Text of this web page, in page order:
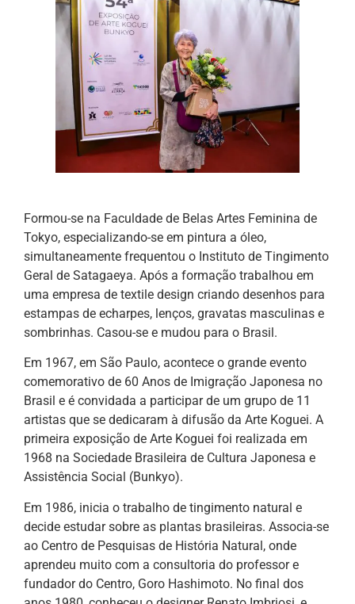
Formou-se na Faculdade de Belas Artes Feminina de
Tokyo, especializando-se em pintura a óleo,
simultaneamente frequentou o Instituto de Tingimento
Geral de Satagaeya. Após a formação trabalhou em
uma empresa de textile design criando desenhos para
estampas de echarpes, lenços, gravatas masculinas e
sombrinhas. Casou-se e mudou para o Brasil.
Em 1967, em São Paulo, acontece o grande evento
comemorativo de 60 Anos de Imigração Japonesa no
Brasil e é convidada a participar de um grupo de 11
artistas que se dedicaram à difusão da Arte Koguei. A
primeira exposição de Arte Koguei foi realizada em
1968 na Sociedade Brasileira de Cultura Japonesa e
Assistência Social (Bunkyo).
Em 1986, inicia o trabalho de tingimento natural e
decide estudar sobre as plantas brasileiras. Associa-se
ao Centro de Pesquisas de História Natural, onde
aprendeu muito com a consultoria do professor e
fundador do Centro, Goro Hashimoto. No final dos